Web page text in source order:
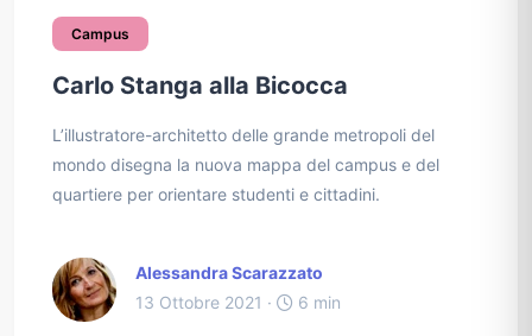
Campus
Carlo Stanga alla Bicocca
L’illustratore-architetto delle grande metropoli del
mondo disegna la nuova mappa del campus e del
quartiere per orientare studenti e cittadini.
Alessandra Scarazzato
13 Ottobre 2021 ·
6 min